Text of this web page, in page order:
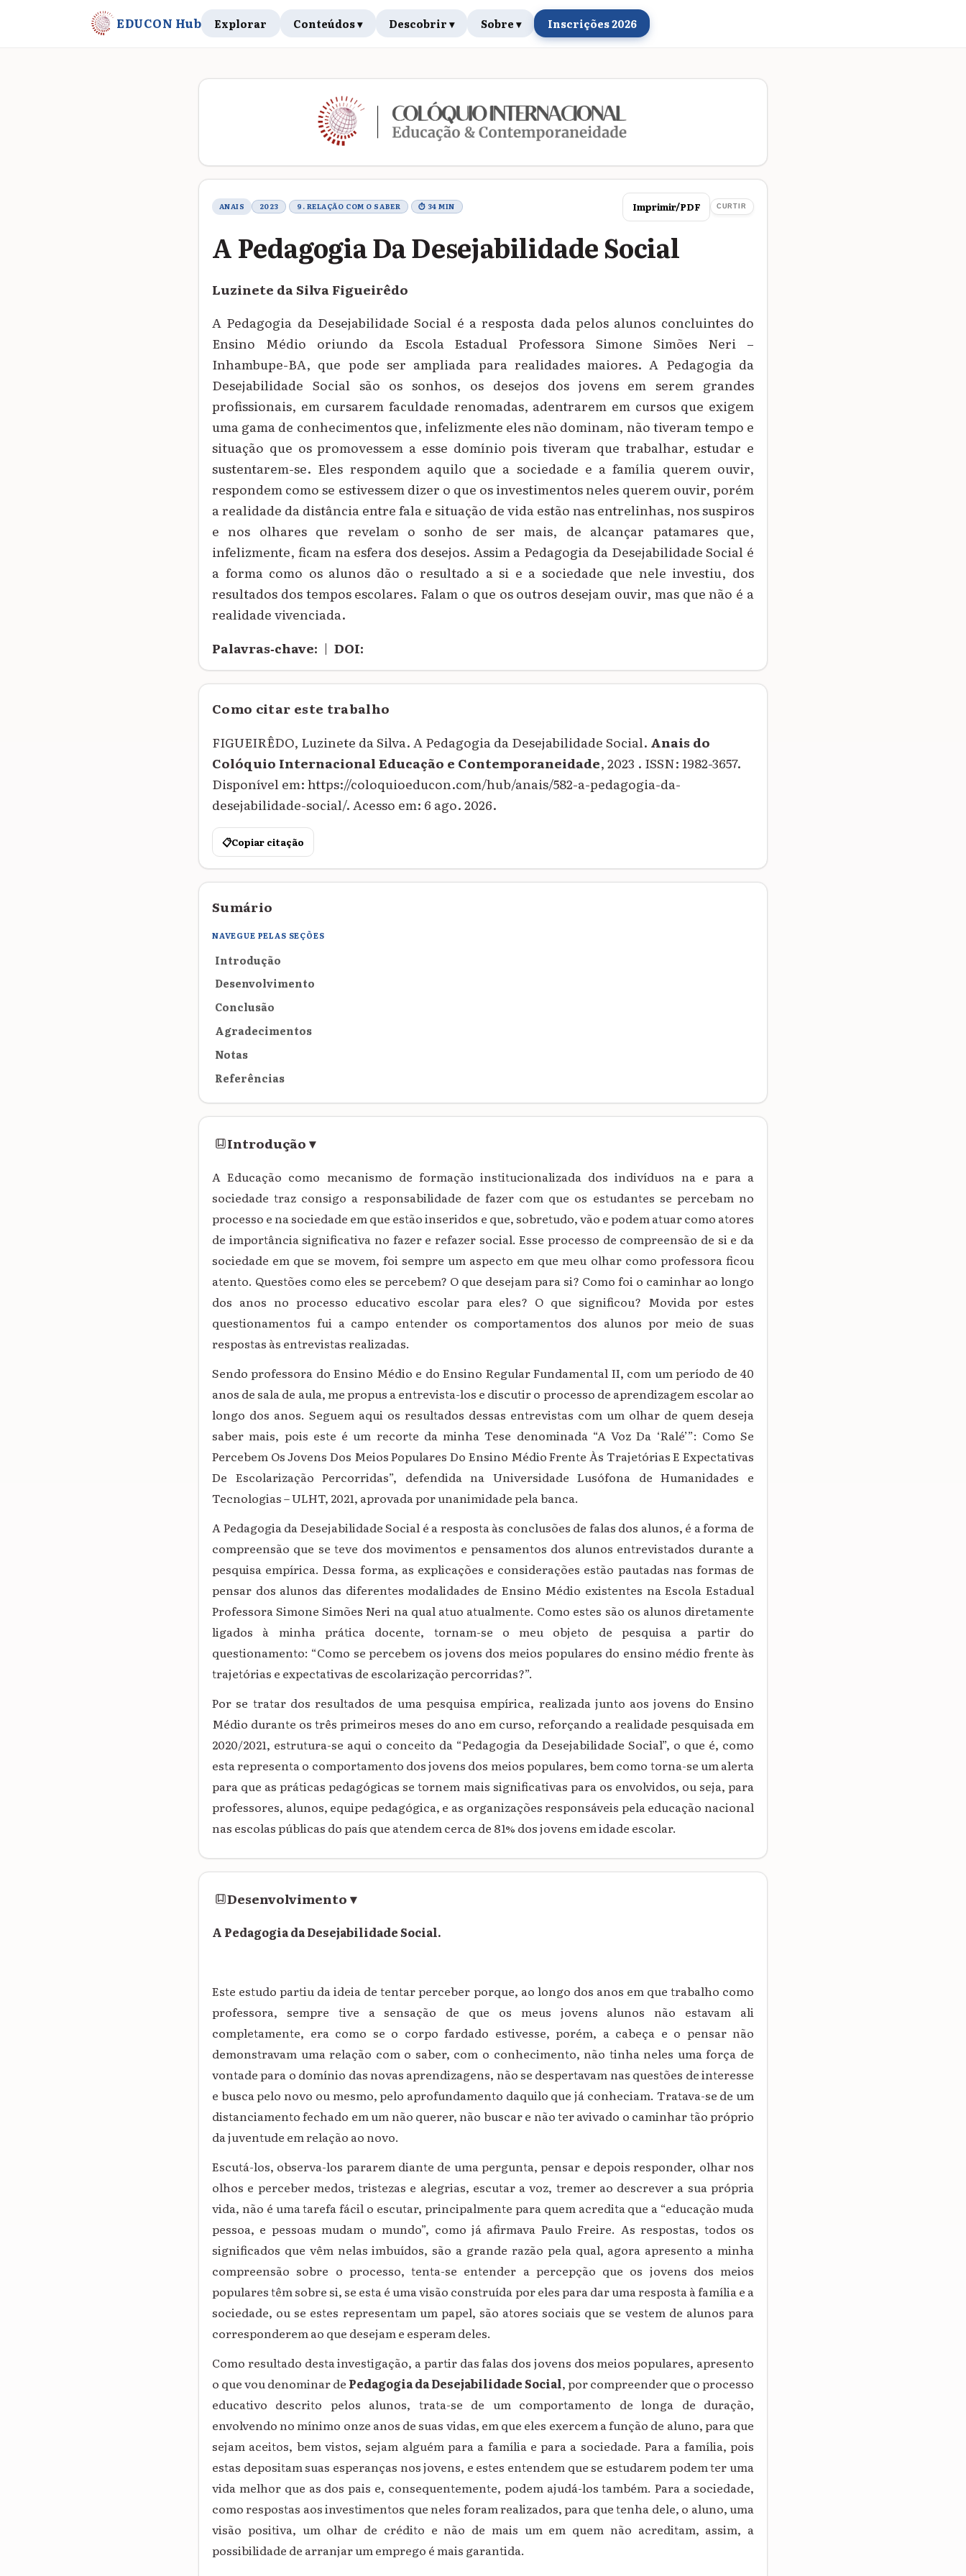
EDUCON Hub Explorar Conteúdos ▾ Descobrir ▾ Sobre ▾ Inscrições 2026
ANAIS 2023 9. RELAÇÃO COM O SABER ⏱ 34 MIN Imprimir/PDF CURTIR
A Pedagogia Da Desejabilidade Social
Luzinete da Silva Figueirêdo
A Pedagogia da Desejabilidade Social é a resposta dada pelos alunos concluintes do
Ensino Médio oriundo da Escola Estadual Professora Simone Simões Neri –
Inhambupe-BA, que pode ser ampliada para realidades maiores. A Pedagogia da
Desejabilidade Social são os sonhos, os desejos dos jovens em serem grandes
profissionais, em cursarem faculdade renomadas, adentrarem em cursos que exigem
uma gama de conhecimentos que, infelizmente eles não dominam, não tiveram tempo e
situação que os promovessem a esse domínio pois tiveram que trabalhar, estudar e
sustentarem-se. Eles respondem aquilo que a sociedade e a família querem ouvir,
respondem como se estivessem dizer o que os investimentos neles querem ouvir, porém
a realidade da distância entre fala e situação de vida estão nas entrelinhas, nos suspiros
e nos olhares que revelam o sonho de ser mais, de alcançar patamares que,
infelizmente, ficam na esfera dos desejos. Assim a Pedagogia da Desejabilidade Social é
a forma como os alunos dão o resultado a si e a sociedade que nele investiu, dos
resultados dos tempos escolares. Falam o que os outros desejam ouvir, mas que não é a
realidade vivenciada.
Palavras‑chave: | DOI:
Como citar este trabalho
FIGUEIRÊDO, Luzinete da Silva. A Pedagogia da Desejabilidade Social. Anais do
Colóquio Internacional Educação e Contemporaneidade, 2023 . ISSN: 1982-3657.
Disponível em: https://coloquioeducon.com/hub/anais/582-a-pedagogia-da-
desejabilidade-social/. Acesso em: 6 ago. 2026.
📋Copiar citação
Sumário
NAVEGUE PELAS SEÇÕES
Introdução
Desenvolvimento
Conclusão
Agradecimentos
Notas
Referências
Introdução▾
A Educação como mecanismo de formação institucionalizada dos indivíduos na e para a
sociedade traz consigo a responsabilidade de fazer com que os estudantes se percebam no
processo e na sociedade em que estão inseridos e que, sobretudo, vão e podem atuar como atores
de importância significativa no fazer e refazer social. Esse processo de compreensão de si e da
sociedade em que se movem, foi sempre um aspecto em que meu olhar como professora ficou
atento. Questões como eles se percebem? O que desejam para si? Como foi o caminhar ao longo
dos anos no processo educativo escolar para eles? O que significou? Movida por estes
questionamentos fui a campo entender os comportamentos dos alunos por meio de suas
respostas às entrevistas realizadas.
Sendo professora do Ensino Médio e do Ensino Regular Fundamental II, com um período de 40
anos de sala de aula, me propus a entrevista-los e discutir o processo de aprendizagem escolar ao
longo dos anos. Seguem aqui os resultados dessas entrevistas com um olhar de quem deseja
saber mais, pois este é um recorte da minha Tese denominada “A Voz Da ‘Ralé’”: Como Se
Percebem Os Jovens Dos Meios Populares Do Ensino Médio Frente Às Trajetórias E Expectativas
De Escolarização Percorridas”, defendida na Universidade Lusófona de Humanidades e
Tecnologias – ULHT, 2021, aprovada por unanimidade pela banca.
A Pedagogia da Desejabilidade Social é a resposta às conclusões de falas dos alunos, é a forma de
compreensão que se teve dos movimentos e pensamentos dos alunos entrevistados durante a
pesquisa empírica. Dessa forma, as explicações e considerações estão pautadas nas formas de
pensar dos alunos das diferentes modalidades de Ensino Médio existentes na Escola Estadual
Professora Simone Simões Neri na qual atuo atualmente. Como estes são os alunos diretamente
ligados à minha prática docente, tornam-se o meu objeto de pesquisa a partir do
questionamento: “Como se percebem os jovens dos meios populares do ensino médio frente às
trajetórias e expectativas de escolarização percorridas?”.
Por se tratar dos resultados de uma pesquisa empírica, realizada junto aos jovens do Ensino
Médio durante os três primeiros meses do ano em curso, reforçando a realidade pesquisada em
2020/2021, estrutura-se aqui o conceito da “Pedagogia da Desejabilidade Social”, o que é, como
esta representa o comportamento dos jovens dos meios populares, bem como torna-se um alerta
para que as práticas pedagógicas se tornem mais significativas para os envolvidos, ou seja, para
professores, alunos, equipe pedagógica, e as organizações responsáveis pela educação nacional
nas escolas públicas do país que atendem cerca de 81% dos jovens em idade escolar.
Desenvolvimento▾
A Pedagogia da Desejabilidade Social.
Este estudo partiu da ideia de tentar perceber porque, ao longo dos anos em que trabalho como
professora, sempre tive a sensação de que os meus jovens alunos não estavam ali
completamente, era como se o corpo fardado estivesse, porém, a cabeça e o pensar não
demonstravam uma relação com o saber, com o conhecimento, não tinha neles uma força de
vontade para o domínio das novas aprendizagens, não se despertavam nas questões de interesse
e busca pelo novo ou mesmo, pelo aprofundamento daquilo que já conheciam. Tratava-se de um
distanciamento fechado em um não querer, não buscar e não ter avivado o caminhar tão próprio
da juventude em relação ao novo.
Escutá-los, observa-los pararem diante de uma pergunta, pensar e depois responder, olhar nos
olhos e perceber medos, tristezas e alegrias, escutar a voz, tremer ao descrever a sua própria
vida, não é uma tarefa fácil o escutar, principalmente para quem acredita que a “educação muda
pessoa, e pessoas mudam o mundo”, como já afirmava Paulo Freire. As respostas, todos os
significados que vêm nelas imbuídos, são a grande razão pela qual, agora apresento a minha
compreensão sobre o processo, tenta-se entender a percepção que os jovens dos meios
populares têm sobre si, se esta é uma visão construída por eles para dar uma resposta à família e a
sociedade, ou se estes representam um papel, são atores sociais que se vestem de alunos para
corresponderem ao que desejam e esperam deles.
Como resultado desta investigação, a partir das falas dos jovens dos meios populares, apresento
o que vou denominar de Pedagogia da Desejabilidade Social, por compreender que o processo
educativo descrito pelos alunos, trata-se de um comportamento de longa de duração,
envolvendo no mínimo onze anos de suas vidas, em que eles exercem a função de aluno, para que
sejam aceitos, bem vistos, sejam alguém para a família e para a sociedade. Para a família, pois
estas depositam suas esperanças nos jovens, e estes entendem que se estudarem podem ter uma
vida melhor que as dos pais e, consequentemente, podem ajudá-los também. Para a sociedade,
como respostas aos investimentos que neles foram realizados, para que tenha dele, o aluno, uma
visão positiva, um olhar de crédito e não de mais um em quem não acreditam, assim, a
possibilidade de arranjar um emprego é mais garantida.